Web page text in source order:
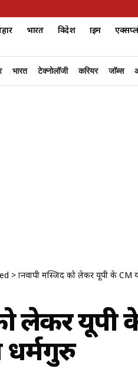
भारत विदेश क्राइम
भारत टेक्नोलॉजी करियर जॉब्स
> ज्ञानवापी मस्जिद को लेकर यूपी के
को लेकर